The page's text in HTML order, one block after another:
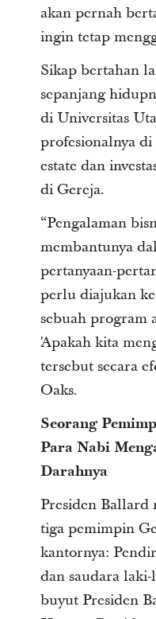
akan pernah
ingin tetap
Sikap bertahan
sepanjang
di Universitas
profesionalnya
estate dan
di Gereja.
“Pengalaman
membantunya
pertanyaan-
perlu diajukan
sebuah program
'Apakah kita
tersebut secara
Oaks.
Seorang
Para Nabi
Darahnya
Presiden Ballard
tiga pemimpin
kantornya:
dan saudara
buyut Presiden